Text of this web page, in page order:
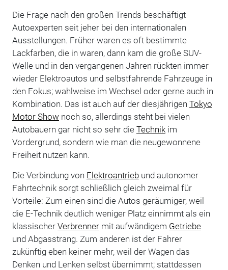
Die Frage nach den großen Trends beschäftigt
Autoexperten seit jeher bei den internationalen
Ausstellungen. Früher waren es oft bestimmte
Lackfarben, die in waren, dann kam die große SUV-
Welle und in den vergangenen Jahren rückten immer
wieder Elektroautos und selbstfahrende Fahrzeuge in
den Fokus; wahlweise im Wechsel oder gerne auch in
Kombination. Das ist auch auf der diesjährigen Tokyo
Motor Show noch so, allerdings steht bei vielen
Autobauern gar nicht so sehr die Technikim
Vordergrund, sondern wie man die neugewonnene
Freiheit nutzen kann.
Die Verbindung von Elektroantriebund autonomer
Fahrtechnik sorgt schließlich gleich zweimal für
Vorteile: Zum einen sind die Autos geräumiger, weil
die E-Technik deutlich weniger Platz einnimmt als ein
klassischer Verbrennermit aufwändigem Getriebe
und Abgasstrang. Zum anderen ist der Fahrer
zukünftig eben keiner mehr, weil der Wagen das
Denken und Lenken selbst übernimmt; stattdessen